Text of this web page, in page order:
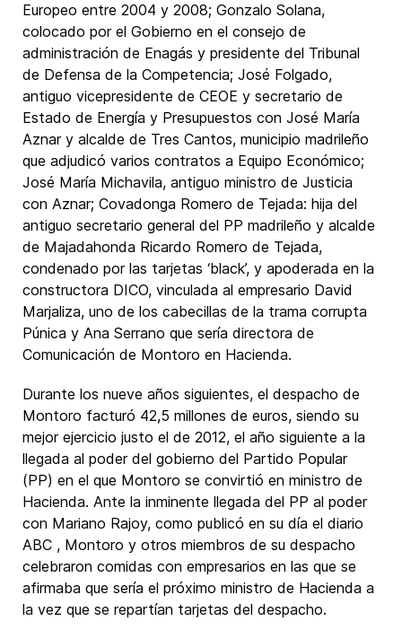
Europeo entre 2004 y 2008; Gonzalo Solana,
colocado por el Gobierno en el consejo de
administración de Enagás y presidente del Tribunal
de Defensa de la Competencia; José Folgado,
antiguo vicepresidente de CEOE y secretario de
Estado de Energía y Presupuestos con José María
Aznar y alcalde de Tres Cantos, municipio madrileño
que adjudicó varios contratos a Equipo Económico;
José María Michavila, antiguo ministro de Justicia
con Aznar; Covadonga Romero de Tejada: hija del
antiguo secretario general del PP madrileño y alcalde
de Majadahonda Ricardo Romero de Tejada,
condenado por las tarjetas ‘black’, y apoderada en la
constructora DICO, vinculada al empresario David
Marjaliza, uno de los cabecillas de la trama corrupta
Púnica y Ana Serrano que sería directora de
Comunicación de Montoro en Hacienda.
Durante los nueve años siguientes, el despacho de
Montoro facturó 42,5 millones de euros, siendo su
mejor ejercicio justo el de 2012, el año siguiente a la
llegada al poder del gobierno del Partido Popular
(PP) en el que Montoro se convirtió en ministro de
Hacienda. Ante la inminente llegada del PP al poder
con Mariano Rajoy, como publicó en su día el diario
ABC , Montoro y otros miembros de su despacho
celebraron comidas con empresarios en las que se
afirmaba que sería el próximo ministro de Hacienda a
la vez que se repartían tarjetas del despacho.